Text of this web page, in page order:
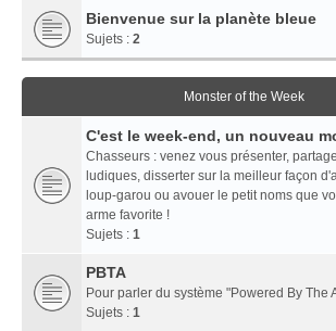
Bienvenue sur la planète bleue
Sujets : 2
Monster of the Week
C'est le week-end, un nouveau
Chasseurs : venez vous présenter,
ludiques, disserter sur la meilleur façon
loup-garou ou avouer le petit noms que
arme favorite !
Sujets : 1
PBTA
Pour parler du système "Powered By The
Sujets : 1